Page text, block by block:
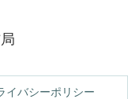
イバシーポリシー